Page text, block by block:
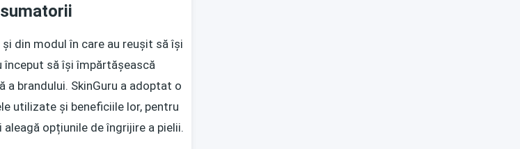
din modul în care au reușit să își
să își împărtășească
a brandului. SkinGuru a adoptat o
utilizate și beneficiile lor, pentru
opțiunile de îngrijire a pielii.